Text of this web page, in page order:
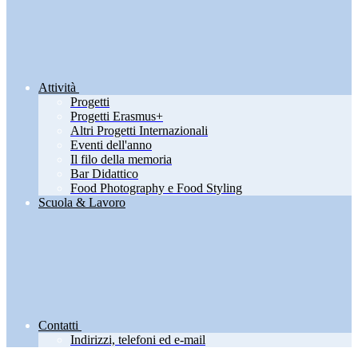
Attività
Progetti
Progetti Erasmus+
Altri Progetti Internazionali
Eventi dell'anno
Il filo della memoria
Bar Didattico
Food Photography e Food Styling
Scuola & Lavoro
Contatti
Indirizzi, telefoni ed e-mail